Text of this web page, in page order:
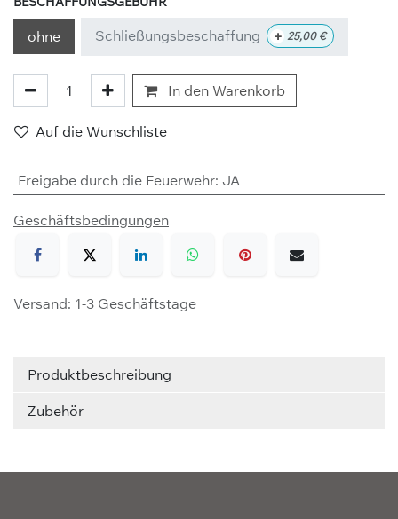
ohne Schließungsbeschaffung + 25,00€
In den Warenkorb
Auf die Wunschliste
Freigabe durch die Feuerwehr: JA
Geschäftsbedingungen
Versand: 1-3 Geschäftstage
Produktbeschreibung
Zubehör